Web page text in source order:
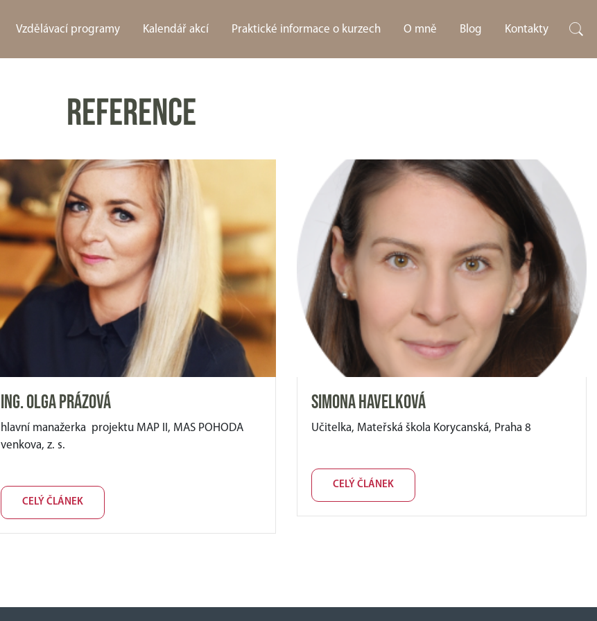
Vzdělávací programy Kalendář akcí Praktické informace o kurzech O mně Blog Kontakty
REFERENCE
Ing. Olga Prázová
hlavní manažerka projektu MAP II, MAS POHODA
venkova, z. s.
CELÝ ČLÁNEK
Simona Havelková
Učitelka, Mateřská škola Korycanská, Praha 8
CELÝ ČLÁNEK